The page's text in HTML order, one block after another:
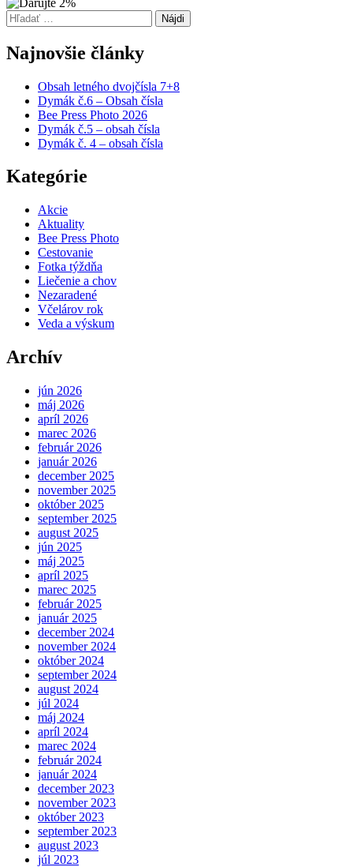
Hľadať:
Najnovšie články
Obsah letného dvojčísla 7+8
Dymák č.6 – Obsah čísla
Bee Press Photo 2026
Dymák č.5 – obsah čísla
Dymák č. 4 – obsah čísla
Kategórie
Akcie
Aktuality
Bee Press Photo
Cestovanie
Fotka týždňa
Liečenie a chov
Nezaradené
Včelárov rok
Veda a výskum
Archív
jún 2026
máj 2026
apríl 2026
marec 2026
február 2026
január 2026
december 2025
november 2025
október 2025
september 2025
august 2025
jún 2025
máj 2025
apríl 2025
marec 2025
február 2025
január 2025
december 2024
november 2024
október 2024
september 2024
august 2024
júl 2024
máj 2024
apríl 2024
marec 2024
február 2024
január 2024
december 2023
november 2023
október 2023
september 2023
august 2023
júl 2023